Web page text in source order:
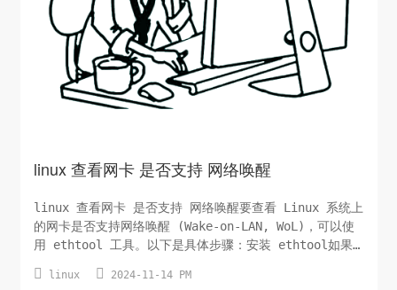
linux 查看网卡 是否支持 网络唤醒
linux 查看网卡 是否支持 网络唤醒要查看 Linux 系统上
的网卡是否支持网络唤醒 (Wake-on-LAN, WoL)，可以使
用 ethtool 工具。以下是具体步骤：安装 ethtool如果
装：sudo apt-get install ethtool # 对于基于
 linux  2024-11-14 PM